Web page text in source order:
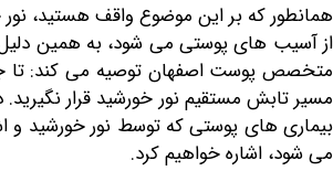
که بر این موضوع واقف هستید، نور
های پوستی می شود، به همین دلیل است
اصفهان توصیه می کند: تا جایی که
مستقیم نور خورشید قرار نگیرید. در
های پوستیکه توسط نور خورشید و اشعه
اشاره خواهیم کرد.